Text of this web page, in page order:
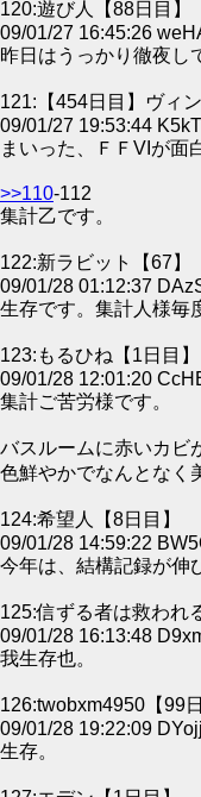
120:遊び人【88日目】
09/01/27 16:45:26
昨日はうっかり徹夜し
121:【454日目】ヴィ
09/01/27 19:53:44
まいった、ＦＦVIが面
>>110-112
集計乙です。
122:新ラビット【67】
09/01/28 01:12:37
生存です。集計人様毎
123:もるひね【1日目】
09/01/28 12:01:20
集計ご苦労様です。
バスルームに赤いカビ
色鮮やかでなんとなく
124:希望人【8日目】
09/01/28 14:59:22
今年は、結構記録が伸
125:信ずる者は救わ
09/01/28 16:13:48
我生存也。
126:twobxm4950【99
09/01/28 19:22:09
生存。